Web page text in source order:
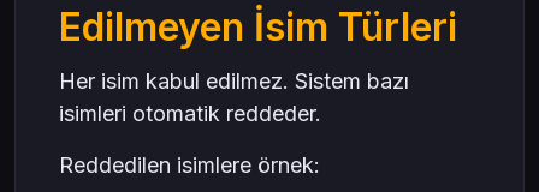
Edilmeyen İsim Türleri
Her isim kabul edilmez. Sistem bazı
isimleri otomatik reddeder.
Reddedilen isimlere örnek: